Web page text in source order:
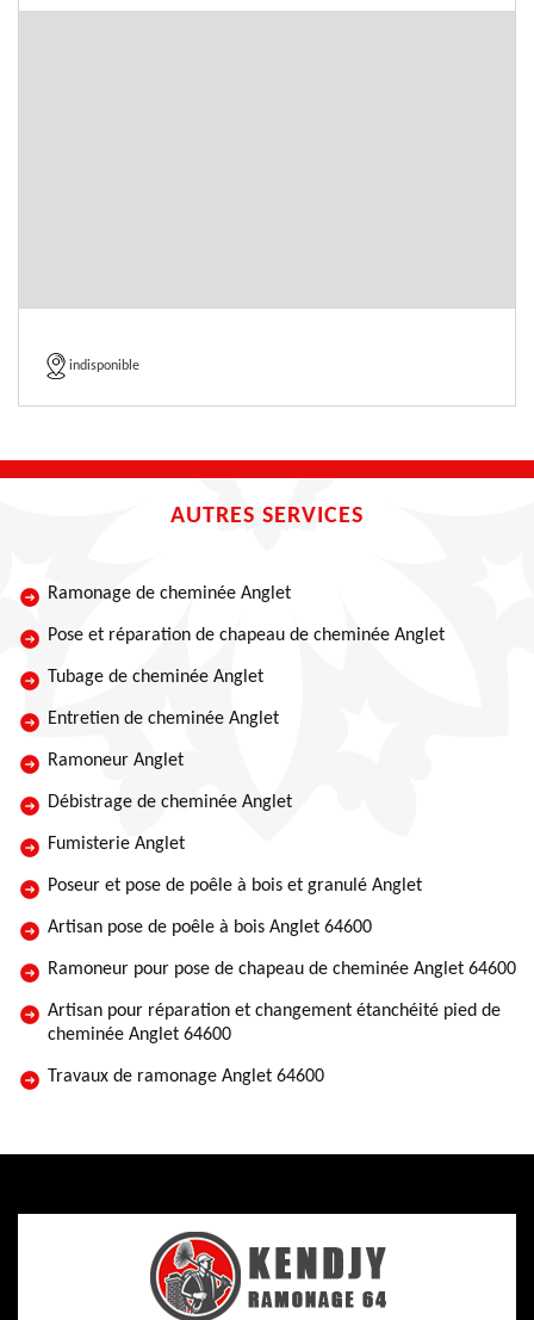
indisponible
AUTRES SERVICES
Ramonage de cheminée Anglet
Pose et réparation de chapeau de cheminée Anglet
Tubage de cheminée Anglet
Entretien de cheminée Anglet
Ramoneur Anglet
Débistrage de cheminée Anglet
Fumisterie Anglet
Poseur et pose de poêle à bois et granulé Anglet
Artisan pose de poêle à bois Anglet 64600
Ramoneur pour pose de chapeau de cheminée Anglet 64600
Artisan pour réparation et changement étanchéité pied de
cheminée Anglet 64600
Travaux de ramonage Anglet 64600